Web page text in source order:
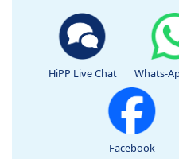
HiPP Live Chat Whats-
Facebook